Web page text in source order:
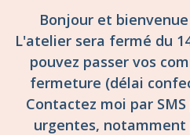
Bonjour et
L'atelier sera fermé du
pouvez passer vos
fermeture (délai
Contactez moi par
urgentes,